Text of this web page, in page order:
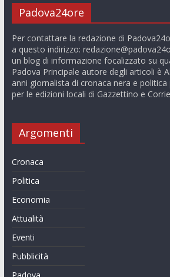
Padova24ore
Per contattare la redazione di
a questo indirizzo:
un blog di informazione focalizzato su
Padova Principale autore degli articoli è
anni giornalista di cronaca nera e politica
per le edizioni locali di Gazzettino e
Argomenti
Cronaca
Politica
Economia
Attualità
Eventi
Pubblicità